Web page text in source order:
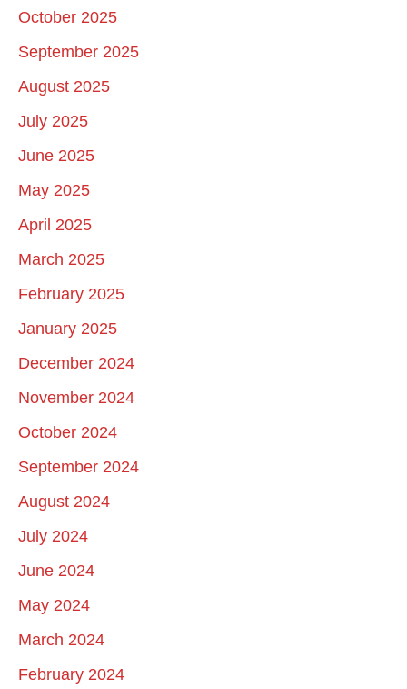
October 2025
September 2025
August 2025
July 2025
June 2025
May 2025
April 2025
March 2025
February 2025
January 2025
December 2024
November 2024
October 2024
September 2024
August 2024
July 2024
June 2024
May 2024
March 2024
February 2024